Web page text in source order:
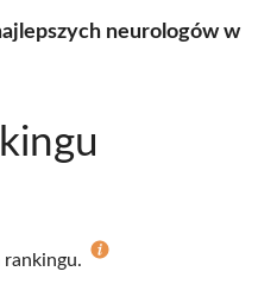
neurologów w
rankingu.